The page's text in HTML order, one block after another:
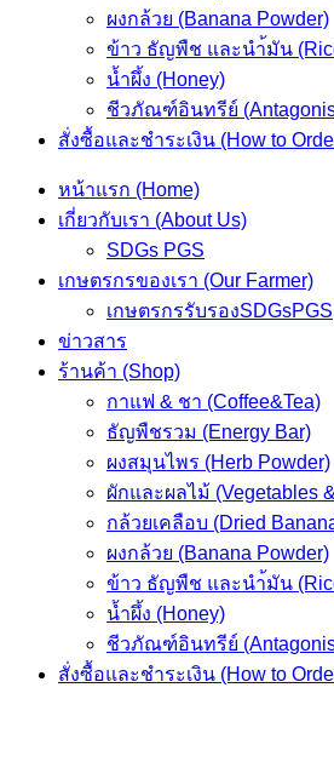
ผงกล้วย (Banana Powder)
ข้าว ธัญพืช และนำ้มัน
น้ำผึ้ง (Honey)
ชีวภัณฑ์อินทรีย์
สั่งซื้อและชำระเงิน (How to
หน้าแรก (Home)
เกี่ยวกับเรา (About Us)
SDGs PGS
เกษตรกรของเรา (Our Farmer)
เกษตรกรรับรองSDGsPGS
ข่าวสาร
ร้านค้า (Shop)
กาแฟ & ชา (Coffee&Tea)
ธัญพืชรวม (Energy Bar)
ผงสมุนไพร (Herb Powder)
ผักและผลไม้ (Vegetables
กล้วยเคลือบ (Dried
ผงกล้วย (Banana Powder)
ข้าว ธัญพืช และนำ้มัน
น้ำผึ้ง (Honey)
ชีวภัณฑ์อินทรีย์
สั่งซื้อและชำระเงิน (How to